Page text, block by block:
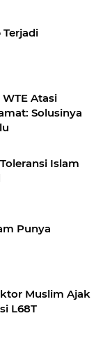
Atasi
Solusinya
Islam
Punya
Muslim Ajak
L68T